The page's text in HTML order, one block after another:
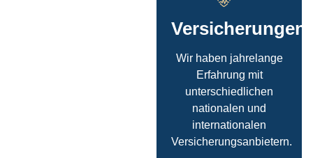
Versicherungen
Wir haben jahrelange
Erfahrung mit
unterschiedlichen
nationalen und
internationalen
Versicherungsanbietern.